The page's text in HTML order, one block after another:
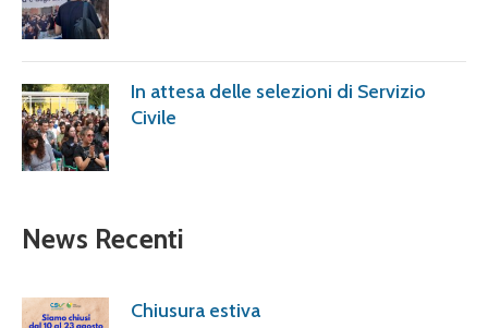
In attesa delle selezioni di Servizio
Civile
News Recenti
Chiusura estiva